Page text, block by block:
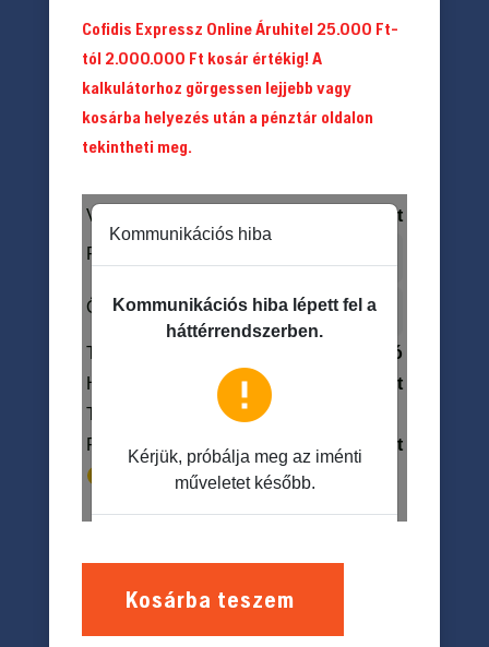
Cofidis Expressz Online Áruhitel 25.000 Ft-
tól 2.000.000 Ft kosár értékig! A
kalkulátorhoz görgessen lejjebb vagy
kosárba helyezés után a pénztár oldalon
tekintheti meg.
Kosárba teszem